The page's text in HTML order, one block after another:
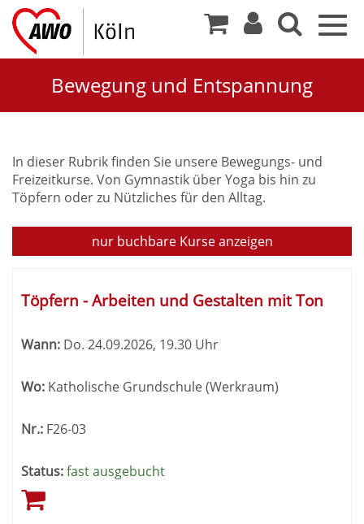
Bewegung und Entspannung
Bewegung
und
Entspannung
In dieser Rubrik finden Sie unsere Bewegungs- und
Freizeitkurse. Von Gymnastik über Yoga bis hin zu
Töpfern oder zu Nützliches für den Alltag.
nur buchbareKurse anzeigen
Tabellenüberschriften
können
werden.
Töpfern - Arbeiten und Gestalten mit Ton
Wann: Do. 24.09.2026, 19.30 Uhr
Wo: Katholische Grundschule (Werkraum)
Nr.: F26-03
Status:fast ausgebucht